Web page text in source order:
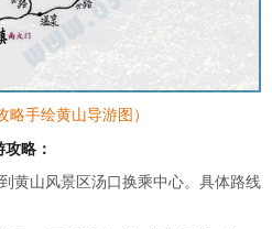
略手绘黄山导游图）
略：
黄山风景区汤口换乘中心。具体路线